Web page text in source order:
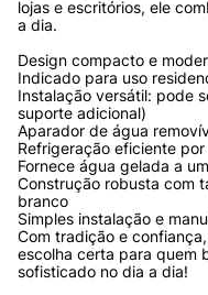
lojas e escritórios, ele
a dia.
Design compacto e
Indicado para uso
Instalação versátil: pode
suporte adicional)
Aparador de água
Refrigeração eficiente
Fornece água gelada a
Construção robusta com
branco
Simples instalação e
Com tradição e
escolha certa para quem
sofisticado no dia a dia!